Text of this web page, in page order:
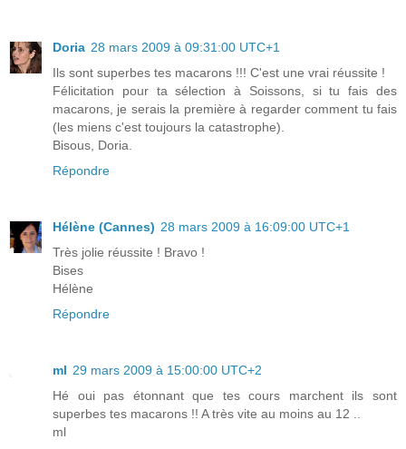
Doria 28 mars 2009 à 09:31:00 UTC+1
Ils sont superbes tes macarons !!! C'est une vrai réussite !
Félicitation pour ta sélection à Soissons, si tu fais des
macarons, je serais la première à regarder comment tu fais
(les miens c'est toujours la catastrophe).
Bisous, Doria.
Répondre
Hélène (Cannes) 28 mars 2009 à 16:09:00 UTC+1
Très jolie réussite ! Bravo !
Bises
Hélène
Répondre
ml 29 mars 2009 à 15:00:00 UTC+2
Hé oui pas étonnant que tes cours marchent ils sont
superbes tes macarons !! A très vite au moins au 12 ..
ml